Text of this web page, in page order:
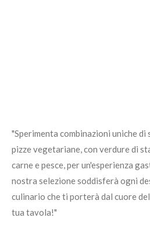
"Sperimenta combinazioni uniche
pizze vegetariane, con verdure di
carne e pesce, per un'esperienza
nostra selezione soddisferà ogni
culinario che ti porterà dal cuore
tua tavola!"